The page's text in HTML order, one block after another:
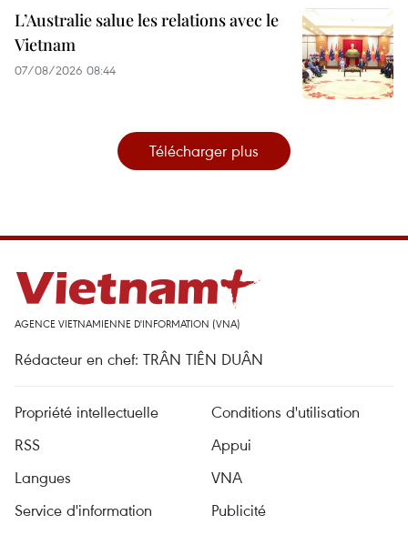
L’Australie salue les relations avec le
Vietnam
07/08/2026 08:44
Télécharger plus
AGENCE VIETNAMIENNE D'INFORMATION (VNA)
Rédacteur en chef: TRÂN TIÊN DUÂN
Propriété intellectuelle
Conditions d'utilisation
RSS
Appui
Langues
VNA
Service d'information
Publicité